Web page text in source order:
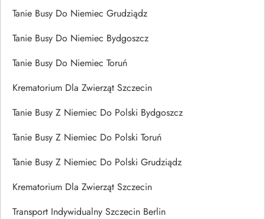
Tanie Busy Do Niemiec Grudziądz
Tanie Busy Do Niemiec Bydgoszcz
Tanie Busy Do Niemiec Toruń
Krematorium Dla Zwierząt Szczecin
Tanie Busy Z Niemiec Do Polski Bydgoszcz
Tanie Busy Z Niemiec Do Polski Toruń
Tanie Busy Z Niemiec Do Polski Grudziądz
Krematorium Dla Zwierząt Szczecin
Transport Indywidualny Szczecin Berlin